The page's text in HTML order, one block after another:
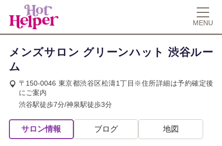
MENU
メンズサロン グリーンハット 渋谷ルー
ム
〒150-0046 東京都渋谷区松濤1丁目※住所詳細は予約確定後
にご案内
渋谷駅徒歩7分/神泉駅徒歩3分
サロン情報 ブログ 地図